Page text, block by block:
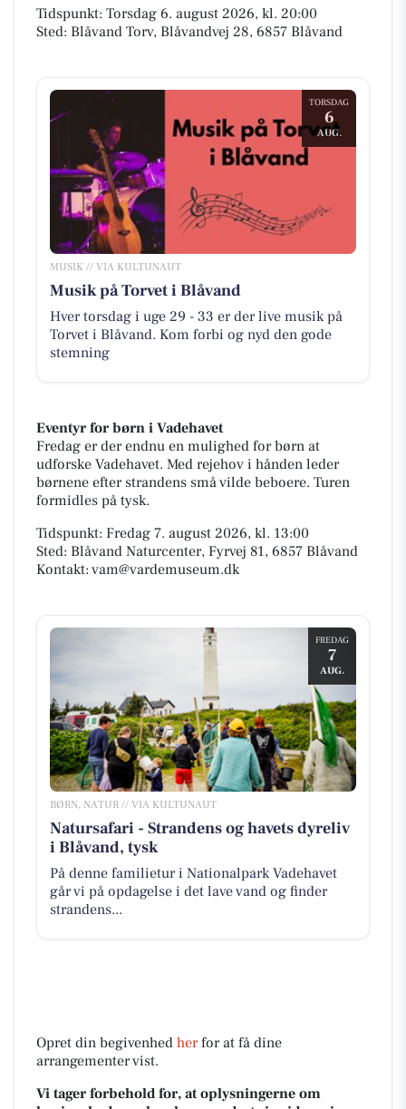
Tidspunkt: Torsdag 6. august 2026, kl. 20:00
Sted: Blåvand Torv, Blåvandvej 28, 6857 Blåvand
TORSDAG
6
AUG.
MUSIK // VIA KULTUNAUT
Musik på Torvet i Blåvand
Hver torsdag i uge 29 - 33 er der live musik på
Torvet i Blåvand. Kom forbi og nyd den gode
stemning
Eventyr for børn i Vadehavet
Fredag er der endnu en mulighed for børn at
udforske Vadehavet. Med rejehov i hånden leder
børnene efter strandens små vilde beboere. Turen
formidles på tysk.
Tidspunkt: Fredag 7. august 2026, kl. 13:00
Sted: Blåvand Naturcenter, Fyrvej 81, 6857 Blåvand
Kontakt: vam@vardemuseum.dk
FREDAG
7
AUG.
BØRN, NATUR // VIA KULTUNAUT
Natursafari - Strandens og havets dyreliv
i Blåvand, tysk
På denne familietur i Nationalpark Vadehavet
går vi på opdagelse i det lave vand og finder
strandens...
Opret din begivenhed herfor at få dine
arrangementer vist.
Vi tager forbehold for, at oplysningerne om